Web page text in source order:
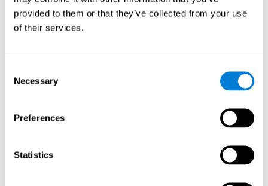
provided to them or that they’ve collected from your use
of their services.
Selection
Necessary
Preferences
Statistics
Sequentieller Test WOM-ASM: Eine Reihe von Bällen mit
verschiedenen Nummern erscheinen nacheinander auf dem
Nutzer einen Fehler macht. Nach jeder Präsentationsreihe
muss der Nutzer diese wiederholen.
gleichzeitig auf dem Bildschirm. Diese drei Objekte und deren
Reihenfolge müssen sich eingeprägt werden. Im Anschluss
angezeigt. Aus diesen Sets muss der Nutzer das auswählen,
welches die Reihenfolge der zuvor präsentierten drei Objekte